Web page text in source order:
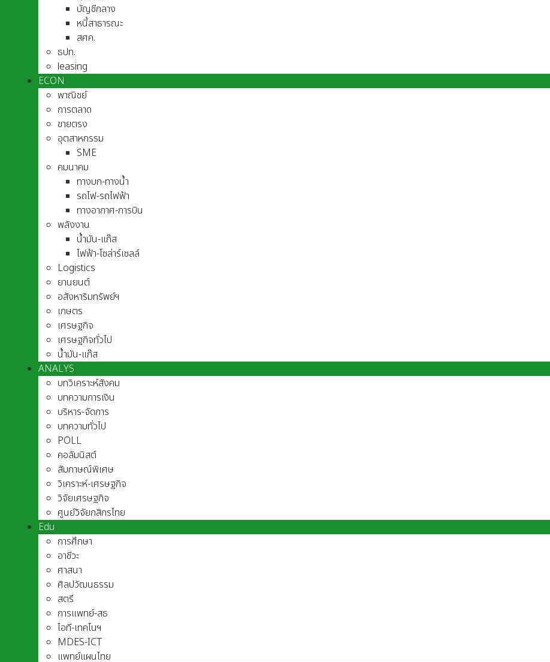
บัญชีกลาง
หนี้สาธารณะ
สศค.
ธปท.
leasing
ECON
พาณิชย์
การตลาด
ขายตรง
อุตสาหกรรม
SME
คมนาคม
ทางบก-ทางน้ำ
รถไฟ-รถไฟฟ้า
ทางอากาศ-การบิน
พลังงาน
น้ำมัน-แก๊ส
ไฟฟ้า-โซล่าร์เซลล์
Logistics
ยานยนต์
อสังหาริมทรัพย์ฯ
เกษตร
เศรษฐกิจ
เศรษฐกิจทั่วไป
น้ำมัน-แก๊ส
ANALYS
บทวิเคราะห์สังคม
บทความการเงิน
บริหาร-จัดการ
บทความทั่วไป
POLL
คอลัมนิสต์
สัมภาษณ์พิเศษ
วิเคราะห์-เศรษฐกิจ
วิจัยเศรษฐกิจ
ศูนย์วิจัยกสิกรไทย
Edu
การศึกษา
อาชีวะ
ศาสนา
ศิลปวัฒนธรรม
สตรี
การแพทย์-สธ
ไอที-เทคโนฯ
MDES-ICT
แพทย์แผนไทย